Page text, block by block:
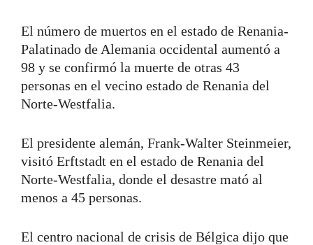
El número de muertos en el estado de Renania-
Palatinado de Alemania occidental aumentó a
98 y se confirmó la muerte de otras 43
personas en el vecino estado de Renania del
Norte-Westfalia.
El presidente alemán, Frank-Walter Steinmeier,
visitó Erftstadt en el estado de Renania del
Norte-Westfalia, donde el desastre mató al
menos a 45 personas.
El centro nacional de crisis de Bélgica dijo que